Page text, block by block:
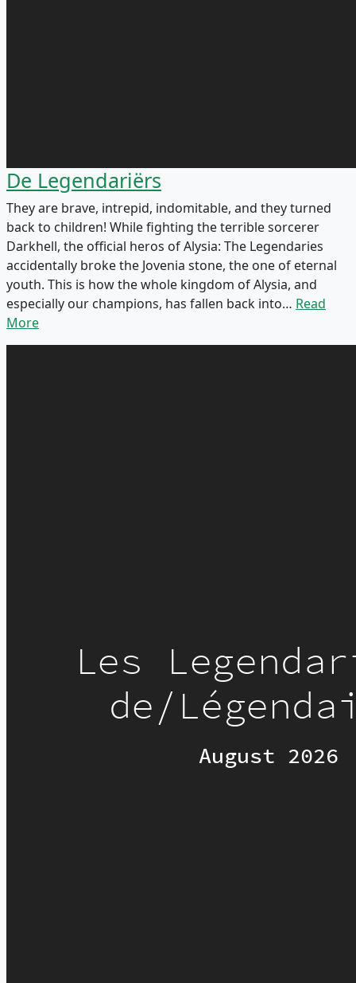
De Legendariërs
They are brave, intrepid, indomitable, and they turned
back to children! While fighting the terrible sorcerer
Darkhell, the official heros of Alysia: The Legendaries
accidentally broke the Jovenia stone, the one of eternal
youth. This is how the whole kingdom of Alysia, and
especially our champions, has fallen back into… Read
More